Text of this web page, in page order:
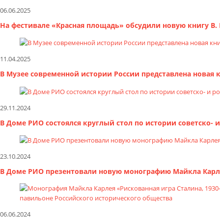
06.06.2025
На фестивале «Красная площадь» обсудили новую книгу
11.04.2025
В Музее современной истории России представлена
29.11.2024
В Доме РИО состоялся круглый стол по истории
23.10.2024
В Доме РИО презентовали новую монографию Майкла
06.06.2024